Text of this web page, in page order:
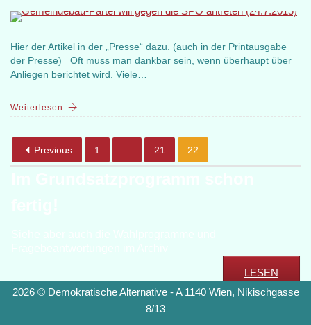
Hier der Artikel in der „Presse“ dazu. (auch in der Printausgabe
der Presse) Oft muss man dankbar sein, wenn überhaupt über
Anliegen berichtet wird. Viele…
Weiterlesen
Previous 1 21 22
LESEN
2026 © Demokratische Alternative - A 1140 Wien, Nikischgasse
8/13